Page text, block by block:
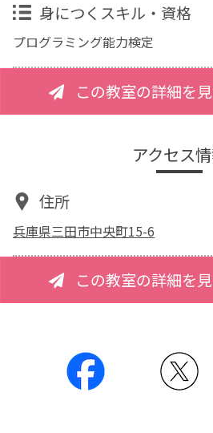
身につくスキル・資格
プログラミング能力検定
この教室の詳細を
アクセス
住所
兵庫県三田市中央町15-6
この教室の詳細を